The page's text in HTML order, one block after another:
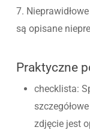
7.
są opisane
Praktyczne
checklista:
zdjęcie jest